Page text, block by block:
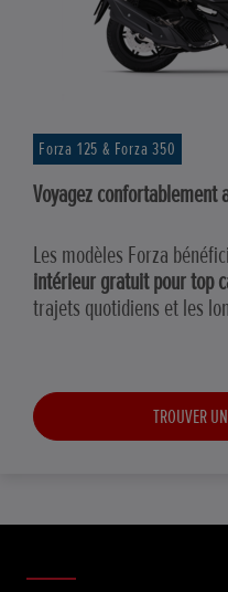
Forza 125 & Forza 350
Voyagez confortablement
Les modèles Forza
intérieur gratuit pour top
trajets quotidiens et les
TROUVER